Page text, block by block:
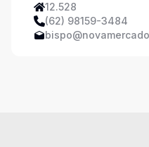
12.528
(62) 98159-3484